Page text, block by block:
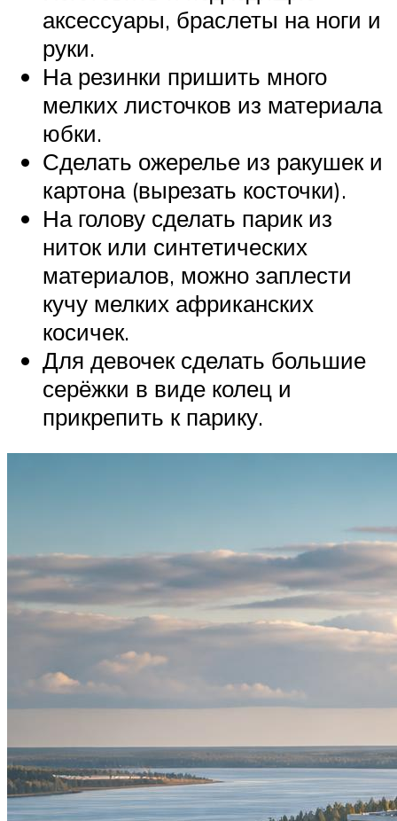
аксессуары, браслеты на ноги и
руки.
На резинки пришить много
мелких листочков из материала
юбки.
Сделать ожерелье из ракушек и
картона (вырезать косточки).
На голову сделать парик из
ниток или синтетических
материалов, можно заплести
кучу мелких африканских
косичек.
Для девочек сделать большие
серёжки в виде колец и
прикрепить к парику.